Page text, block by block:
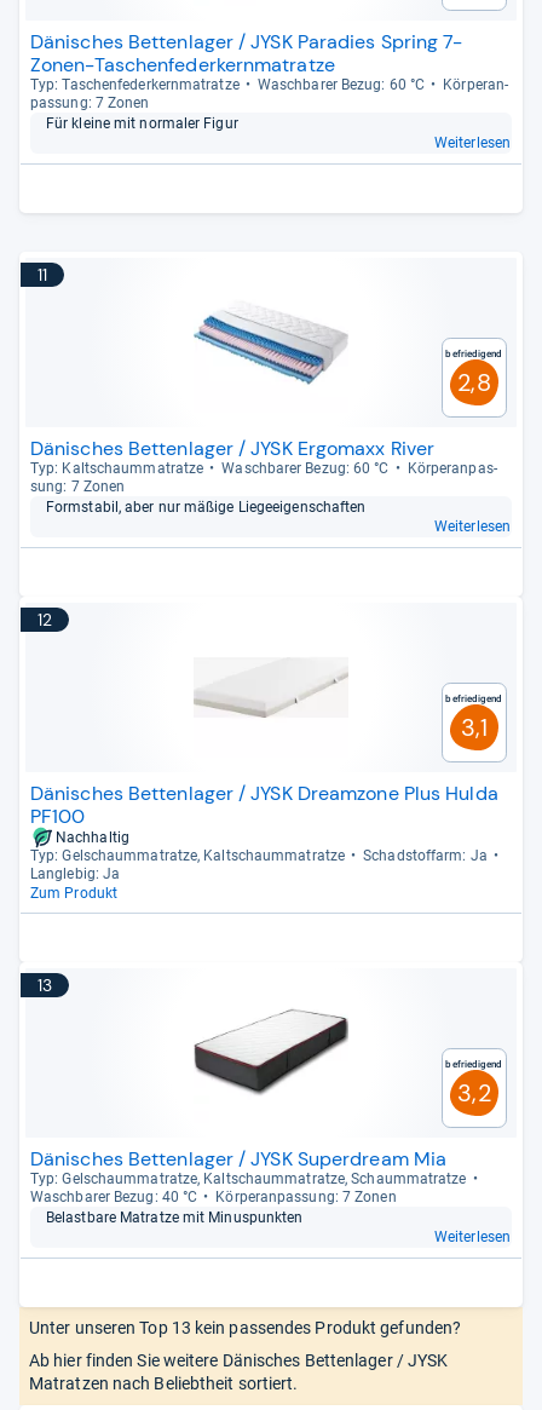
Dänisches Bettenlager / JYSK Paradies Spring 7-
Zonen-Taschenfederkernmatratze
Typ: Taschen­fe­der­kern­ma­tratze Wasch­ba­rer Bezug: 60 °C
Kör­pe­ran­
pas­sung: 7 Zonen
Für kleine mit nor­ma­ler Figur
Weiterlesen
11
Befriedigend
2,8
Dänisches Bettenlager / JYSK Ergomaxx River
Typ: Kalt­schaum­ma­tratze Wasch­ba­rer Bezug: 60 °C
Kör­pe­ran­pas­
sung: 7 Zonen
Form­sta­bil, aber nur mäßige Lie­ge­ei­gen­schaf­ten
Weiterlesen
12
Befriedigend
3,1
Dänisches Bettenlager / JYSK Dreamzone Plus Hulda
PF100
Nachhaltig
Typ: Gel­schaum­ma­tratze, Kalt­schaum­ma­tratze
Schad­stoff­arm: Ja
Lang­le­big: Ja
Zum Produkt
13
Befriedigend
3,2
Dänisches Bettenlager / JYSK Superdream Mia
Typ: Gel­schaum­ma­tratze, Kalt­schaum­ma­tratze, Schaum­ma­tratze
Wasch­ba­rer Bezug: 40 °C
Kör­pe­ran­pas­sung: 7 Zonen
Belast­bare Matratze mit Minus­punk­ten
Weiterlesen
Unter unseren Top 13 kein passendes Produkt gefunden?
Ab hier finden Sie weitere Dänisches Bettenlager / JYSK
Matratzen nach Beliebtheit sortiert.